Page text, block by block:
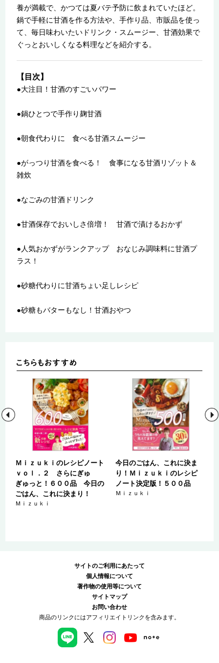
養が満載で、かつては夏バテ予防に飲まれていたほど。
鍋で手軽に甘酒を作る方法や、手作り品、市販品を使っ
て、毎日味わいたいドリンク・スムージー、甘酒効果で
ぐっとおいしくなる料理などを紹介する。
【目次】
●大注目！甘酒のすごいパワー
●鍋ひとつで手作り麹甘酒
●朝食代わりに 食べる甘酒スムージー
●がっつり甘酒を食べる！ 食事になる甘酒リゾット＆
雑炊
●なごみの甘酒ドリンク
●甘酒保存でおいしさ倍増！ 甘酒で漬けるおかず
●人気おかずがランクアップ おなじみ調味料に甘酒プ
ラス！
●砂糖代わりに甘酒ちょい足しレシピ
●砂糖もバターもなし！甘酒おやつ
Ｍｉｚｕｋｉのレシピノート
ｖｏｌ．２ さらにぎゅ
ぎゅっと！６００品 今日の
ごはん、これに決まり！
Ｍｉｚｕｋｉ
今日のごはん、これに決ま
り！Ｍｉｚｕｋｉのレシピ
ノート決定版！５００品
Ｍｉｚｕｋｉ
サイトのご利用にあたって
個人情報について
著作物の使用等について
サイトマップ
お問い合わせ
商品のリンクにはアフィリエイトリンクを含みます。